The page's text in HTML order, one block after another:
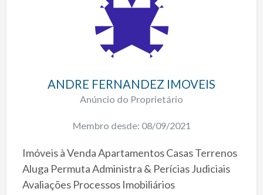
ANDRE FERNANDEZ IMOVEIS
Anúncio do Proprietário
Membro desde: 08/09/2021
Imóveis à Venda Apartamentos Casas Terrenos
Aluga Permuta Administra & Perícias Judiciais
Avaliações Processos Imobiliários